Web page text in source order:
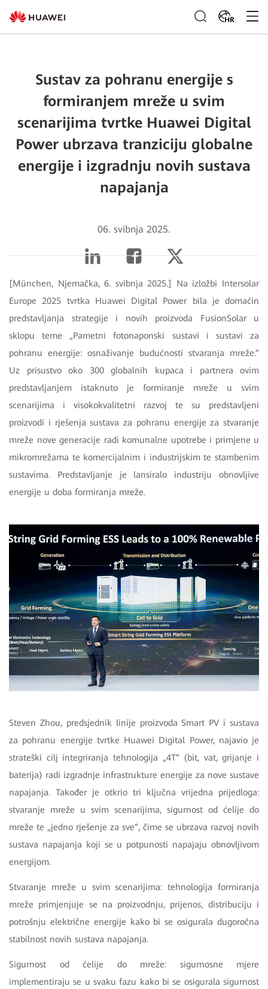
HR
Sustav za pohranu energije s
formiranjem mreže u svim
scenarijima tvrtke Huawei Digital
Power ubrzava tranziciju globalne
energije i izgradnju novih sustava
napajanja
06. svibnja 2025.
[München, Njemačka, 6. svibnja 2025.] Na izložbi Intersolar
Europe 2025 tvrtka Huawei Digital Power bila je domaćin
predstavljanja strategije i novih proizvoda FusionSolar u
sklopu teme „Pametni fotonaponski sustavi i sustavi za
pohranu energije: osnaživanje budućnosti stvaranja mreže.”
Uz prisustvo oko 300 globalnih kupaca i partnera ovim
predstavljanjem istaknuto je formiranje mreže u svim
scenarijima i visokokvalitetni razvoj te su predstavljeni
proizvodi i rješenja sustava za pohranu energije za stvaranje
mreže nove generacije radi komunalne upotrebe i primjene u
mikromrežama te komercijalnim i industrijskim te stambenim
sustavima. Predstavljanje je lansiralo industriju obnovljive
energije u doba formiranja mreže.
Steven Zhou, predsjednik linije proizvoda Smart PV i sustava
za pohranu energije tvrtke Huawei Digital Power, najavio je
strateški cilj integriranja tehnologija „4T” (bit, vat, grijanje i
baterija) radi izgradnje infrastrukture energije za nove sustave
napajanja. Također je otkrio tri ključna vrijedna prijedloga:
stvaranje mreže u svim scenarijima, sigurnost od ćelije do
mreže te „jedno rješenje za sve”, čime se ubrzava razvoj novih
sustava napajanja koji se u potpunosti napajaju obnovljivom
energijom.
Stvaranje mreže u svim scenarijima: tehnologija formiranja
mreže primjenjuje se na proizvodnju, prijenos, distribuciju i
potrošnju električne energije kako bi se osigurala dugoročna
stabilnost novih sustava napajanja.
Sigurnost od ćelije do mreže: sigurnosne mjere
implementiraju se u svaku fazu kako bi se osigurala sigurnost